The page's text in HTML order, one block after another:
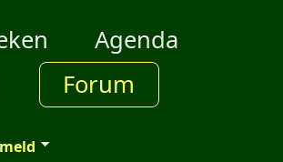
Agenda
Forum